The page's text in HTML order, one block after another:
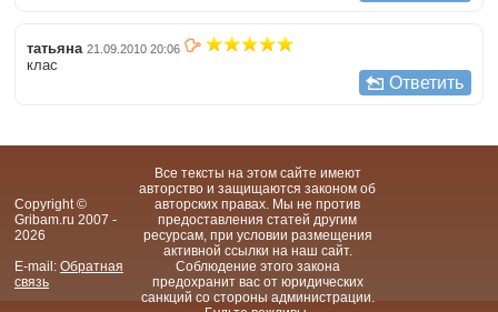
татьяна 21.09.2010 20:06
клас
Ответить
Copyright ©
Gribam.ru 2007 -
2026
E-mail: Обратная
связь
Все тексты на этом сайте имеют
авторство и защищаются законом об
авторских правах. Мы не против
предоставления статей другим
ресурсам, при условии размещения
активной ссылки на наш сайт.
Соблюдение этого закона
предохранит вас от юридических
санкций со стороны администрации.